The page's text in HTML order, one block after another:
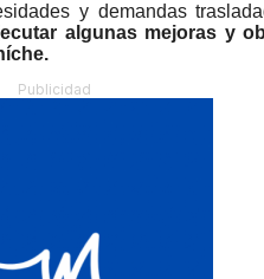
y demandas
algunas mejoras y
Publicidad